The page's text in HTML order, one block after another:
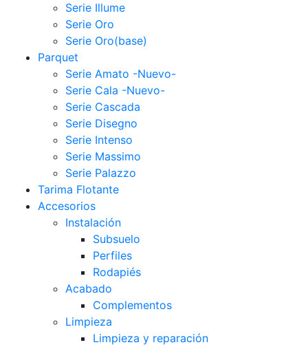
Serie Illume
Serie Oro
Serie Oro(base)
Parquet
Serie Amato -Nuevo-
Serie Cala -Nuevo-
Serie Cascada
Serie Disegno
Serie Intenso
Serie Massimo
Serie Palazzo
Tarima Flotante
Accesorios
Instalación
Subsuelo
Perfiles
Rodapiés
Acabado
Complementos
Limpieza
Limpieza y reparación